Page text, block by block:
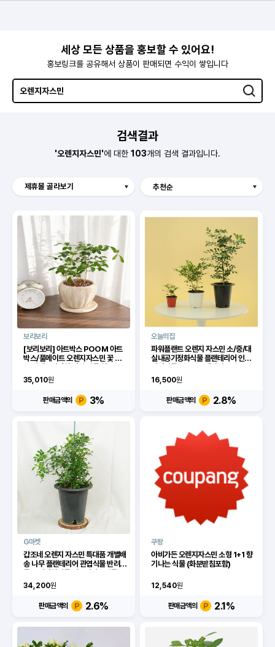
세상 모든 상품을 홍보할 수 있어요!
홍보링크를 공유해서 상품이 판매되면 수익이 쌓입니다
검색결과
'오렌지자스민'에 대한 103개의 검색 결과입니다.
제휴몰 골라보기
SSG CJ온스타일
보리보리
[보리보리] 아트박스 POOM 아트
박스/풀메이트 오렌지자스민 꽃 피
35,010원
판매금액의 3%
오늘의집
파워플랜트 오렌지 자스민 소/중/대
실내공기정화식물 플랜테리어 인테
16,500원
판매금액의 2.8%
G마켓
갑조네 오렌지 자스민 특대품 개별배
송 나무 플랜테리어 관엽식물 반려식
34,200원
판매금액의 2.6%
쿠팡
아비가든 오렌지자스민 소형 1+1 향
기나는 식물 (화분받침포함)
12,540원
판매금액의 2.1%